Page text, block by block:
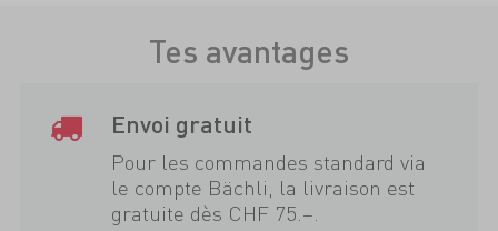
Tes avantages
Envoi gratuit
Pour les commandes standard via
le compte Bächli, la livraison est
gratuite dès CHF 75.–.